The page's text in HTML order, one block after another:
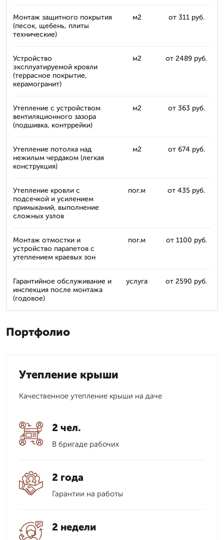
Монтаж защитного покрытия
(песок, щебень, плиты
технические)
м2 от 311 руб.
Устройство
эксплуатируемой кровли
(террасное покрытие,
керамогранит)
м2 от 2489 руб.
Утепление с устройством
вентиляционного зазора
(подшивка, контррейки)
м2 от 363 руб.
Утепление потолка над
нежилым чердаком (легкая
конструкция)
м2 от 674 руб.
Утепление кровли с
подсечкой и усилением
примыканий, выполнение
сложных узлов
пог.м от 435 руб.
Монтаж отмостки и
устройство парапетов с
утеплением краевых зон
пог.м от 1100 руб.
Гарантийное обслуживание и
инспекция после монтажа
(годовое)
услуга от 2590 руб.
Портфолио
Утепление крыши
Качественное утепление крыши на даче
2 чел.
В бригаде рабочих
2 года
Гарантии на работы
2 недели